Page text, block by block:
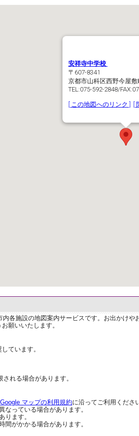
安祥寺中学校
〒607-8341
京都市山科区西野今屋敷
TEL:075-592-2848/
[ この地図へのリンク ] [
各施設の地図案内サービスです。お出かけや
願いいたします。
ています。
れる場合があります。
Google マップの利用規約に沿ってご利用くださ
っている場合があります。
ります。
がかかる場合があります。